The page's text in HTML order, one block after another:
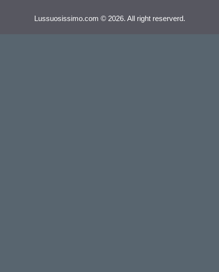
Lussuosissimo.com © 2026. All right reserverd.